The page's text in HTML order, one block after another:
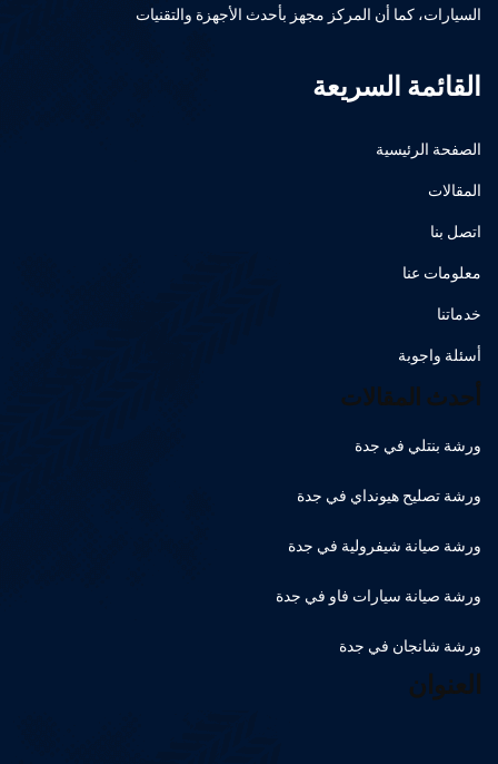
السيارات، كما أن المركز مجهز بأحدث الأجهزة والتقنيات
القائمة السريعة
الصفحة الرئيسية
المقالات
اتصل بنا
معلومات عنا
خدماتنا
أسئلة واجوبة
أحدث المقالات
ورشة بنتلي في جدة
ورشة تصليح هيونداي في جدة
ورشة صيانة شيفرولية في جدة
ورشة صيانة سيارات فاو في جدة
ورشة شانجان في جدة
العنوان